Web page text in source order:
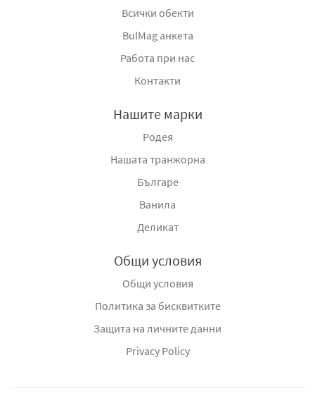
Вземете умерено количество шампоан и нанесете
върху мокра коса. Нежно масажирайте косата и
След измиване с шампоан отстранете излишната
вода от косата. Нанесете подходящо количество
разнесете по дължините на косата.
Оставете за 1 минута и изплакнете обилно.
Всички обекти
BulMag анкета
Работа при нас
Контакти
Нашите марки
Родея
Нашата транжорна
Българе
Ванила
Деликат
Общи условия
Общи условия
Политика за бисквитките
Защита на личните данни
Privacy Policy